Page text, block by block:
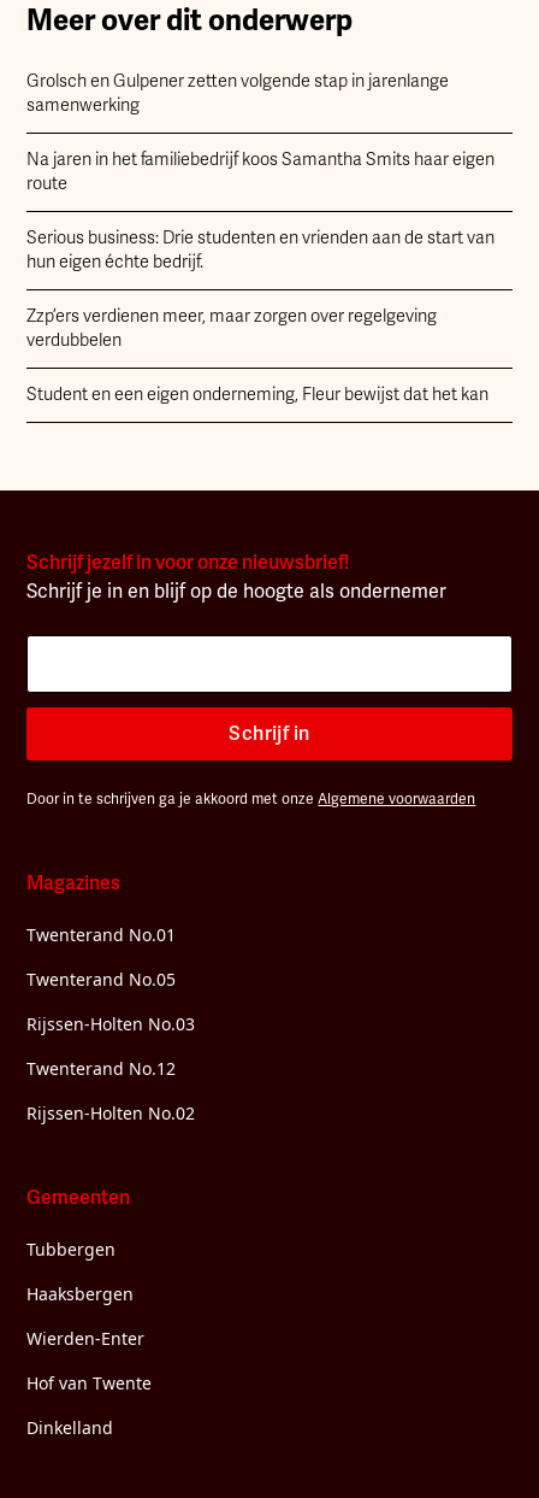
Meer over dit onderwerp
Grolsch en Gulpener zetten volgende stap in jarenlange
samenwerking
Na jaren in het familiebedrijf koos Samantha Smits haar eigen
route
Serious business: Drie studenten en vrienden aan de start van
hun eigen échte bedrijf.
Zzp’ers verdienen meer, maar zorgen over regelgeving
verdubbelen
Student en een eigen onderneming, Fleur bewijst dat het kan
Schrijf jezelf in voor onze nieuwsbrief!
Schrijf je in en blijf op de hoogte als ondernemer
Schrijf in
Door in te schrijven ga je akkoord met onzeAlgemene voorwaarden
Magazines
Twenterand No.01
Twenterand No.05
Rijssen-Holten No.03
Twenterand No.12
Rijssen-Holten No.02
Gemeenten
Tubbergen
Haaksbergen
Wierden-Enter
Hof van Twente
Dinkelland